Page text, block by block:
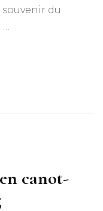
du
…
canot-